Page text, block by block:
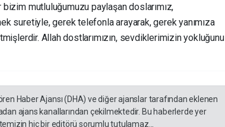
mutluluğumuzu paylaşan doslarımız,
suretiyle, gerek telefonla arayarak, gerek yanımıza
Allah dostlarımızın, sevdiklerimizin yokluğunu
Haber Ajansı (DHA) ve diğer ajanslar tarafından eklenen
ajans kanallarından çekilmektedir. Bu haberlerde yer
hiç bir editörü sorumlu tutulamaz...